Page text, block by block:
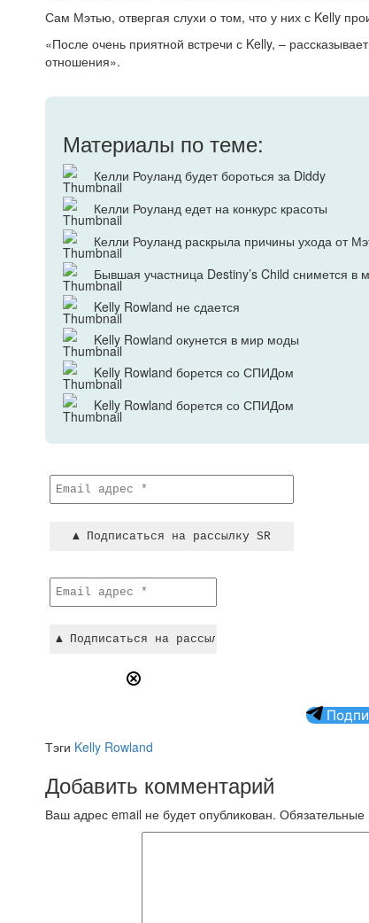
Сам Мэтью, отвергая слухи о том, что у них с Kelly
«После очень приятной встречи с Kelly, –
отношения».
Материалы по теме:
Келли Роуланд будет бороться за Diddy
Келли Роуланд едет на конкурс красоты
Келли Роуланд раскрыла причины ухода от
Бывшая участница Destiny’s Child снимется в
Kelly Rowland не сдается
Kelly Rowland окунется в мир моды
Kelly Rowland борется со СПИДом
Kelly Rowland борется со СПИДом
Тэги Kelly Rowland
Добавить комментарий
Ваш адрес email не будет опубликован.